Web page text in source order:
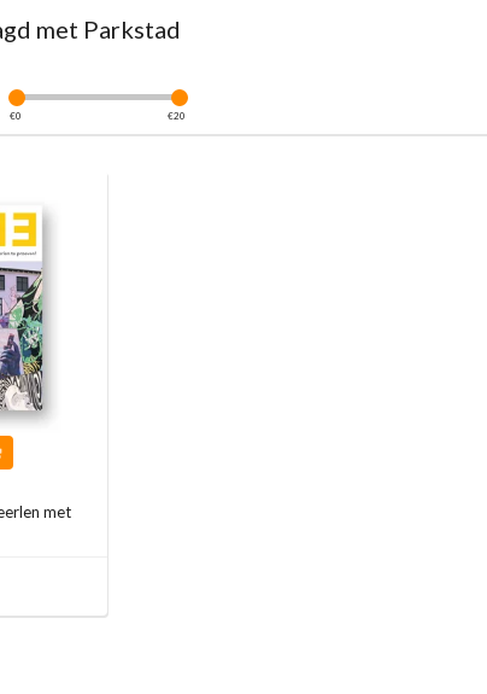
met Parkstad
€0 €20
met